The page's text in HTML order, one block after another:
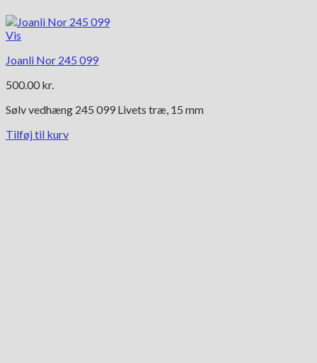
Vis
Joanli Nor 245 099
500.00 kr.
Sølv vedhæng 245 099 Livets træ, 15 mm
Tilføj til kurv